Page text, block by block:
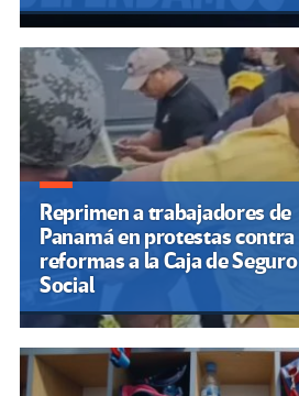
Reprimen a trabajadores de
Panamá en protestas contra
reformas a la Caja de Seguro
Social